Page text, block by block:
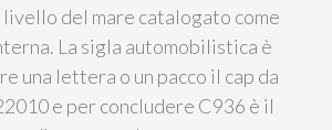
del mare catalogato come
La sigla automobilistica è
una lettera o un pacco il cap da
e per concludere C936 è il